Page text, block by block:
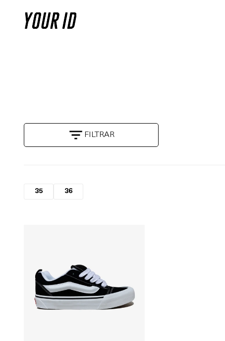
FILTRAR
35 36